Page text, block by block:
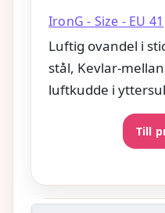
IronG - Size - EU 41
Luftig ovandel i
stål, Kevlar-
luftkudde i
Till